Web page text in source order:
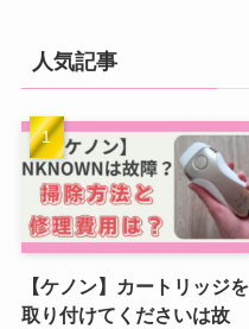
人気記事
【ケノン】カートリッジを
取り付けてくださいは故